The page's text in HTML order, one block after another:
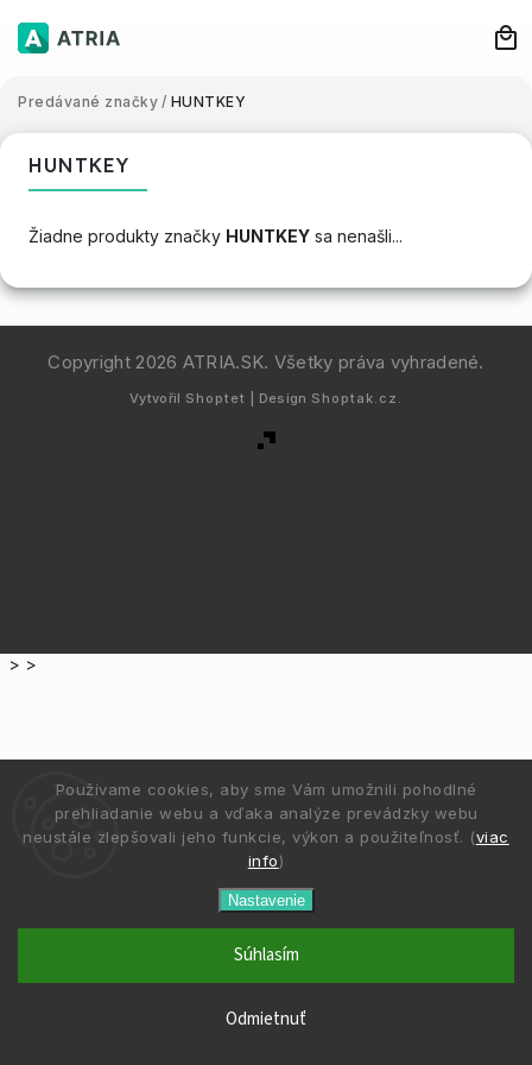
Používame cookies, aby sme Vám umožnili pohodlné
prehliadanie webu a vďaka analýze prevádzky webu
neustále zlepšovali jeho funkcie, výkon a použiteľnosť. (viac
info)
Nastavenie
Odmietnuť
Súhlasím
Predávané značky / HUNTKEY
HUNTKEY
Žiadne produkty značky HUNTKEY sa nenašli...
Copyright 2026 ATRIA.SK. Všetky práva vyhradené.
Vytvořil Shoptet | Design Shoptak.cz.
> >